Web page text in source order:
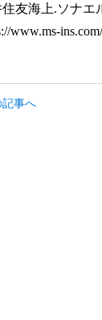
住友海上.ソナエ
www.ms-
事へ